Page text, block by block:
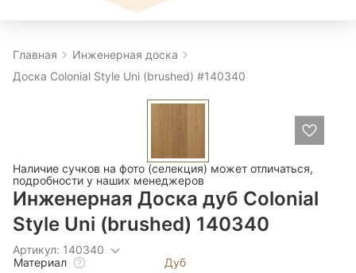
Главная
Инженерная доска
Доска Colonial Style Uni (brushed) #140340
Наличие сучков на фото (селекция) может отличаться,
подробности у наших менеджеров
Инженерная Доска дуб Colonial
Style Uni (brushed) 140340
Артикул: 140340
Материал
Дуб